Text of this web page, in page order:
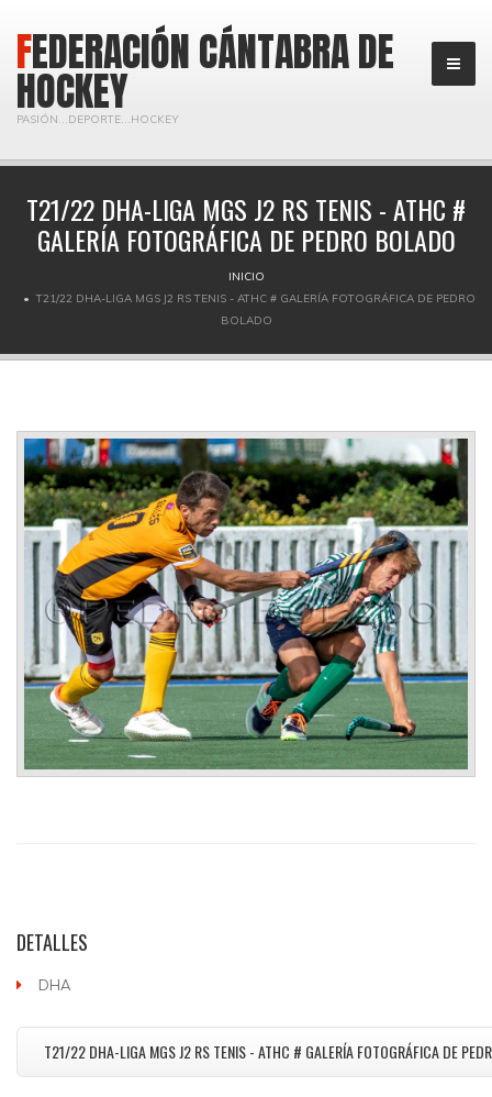
FEDERACIÓN CÁNTABRA DE
HOCKEY
PASIÓN...DEPORTE...HOCKEY
T21/22 DHA-LIGA MGS J2 RS TENIS - ATHC #
GALERÍA FOTOGRÁFICA DE PEDRO BOLADO
INICIO
T21/22 DHA-LIGA MGS J2 RS TENIS - ATHC # GALERÍA FOTOGRÁFICA DE PEDRO
BOLADO
DETALLES
DHA
T21/22 DHA-LIGA MGS J2 RS TENIS - ATHC # GALERÍA FOTOGRÁFICA DE